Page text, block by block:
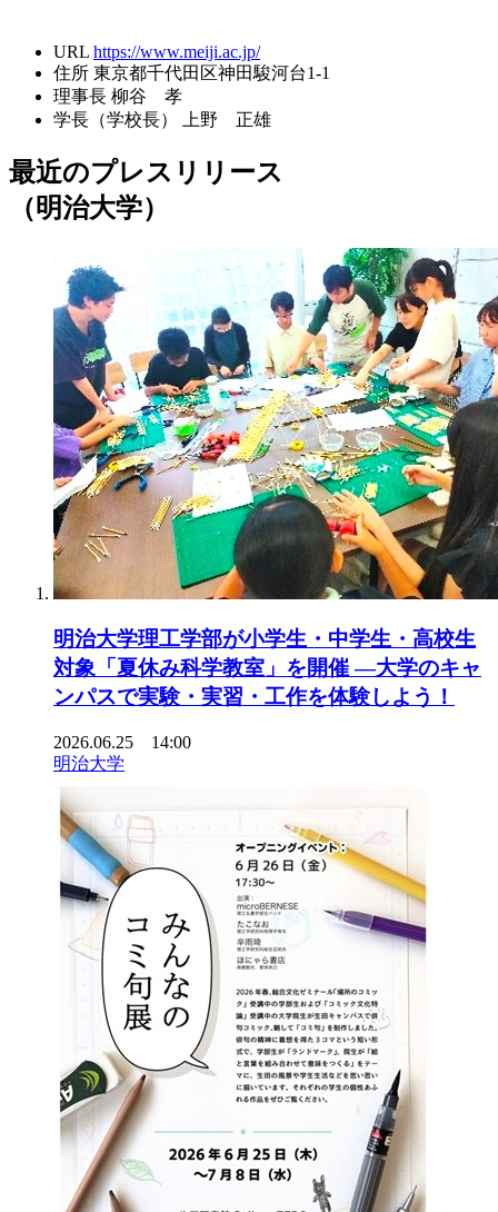
URL https://www.meiji.ac.jp/
住所 東京都千代田区神田駿河台1-1
理事長 柳谷 孝
学長（学校長）
上野 正雄
最近のプレスリリース
（明治大学）
明治大学理工学部が小学生・中学生・高校生
対象「夏休み科学教室」を開催 ―大学のキャ
ンパスで実験・実習・工作を体験しよう！
2026.06.25 14:00
明治大学